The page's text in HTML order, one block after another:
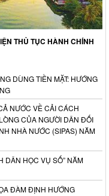
THỦ TỤC HÀNH CHÍNH
DÙNG TIỀN MẶT: HƯỚNG
NƯỚC VỀ CẢI CÁCH
CỦA NGƯỜI DÂN ĐỐI
NHÀ NƯỚC (SIPAS) NĂM
DÂN HỌC VỤ SỐ” NĂM
ĐÀM ĐỊNH HƯỚNG